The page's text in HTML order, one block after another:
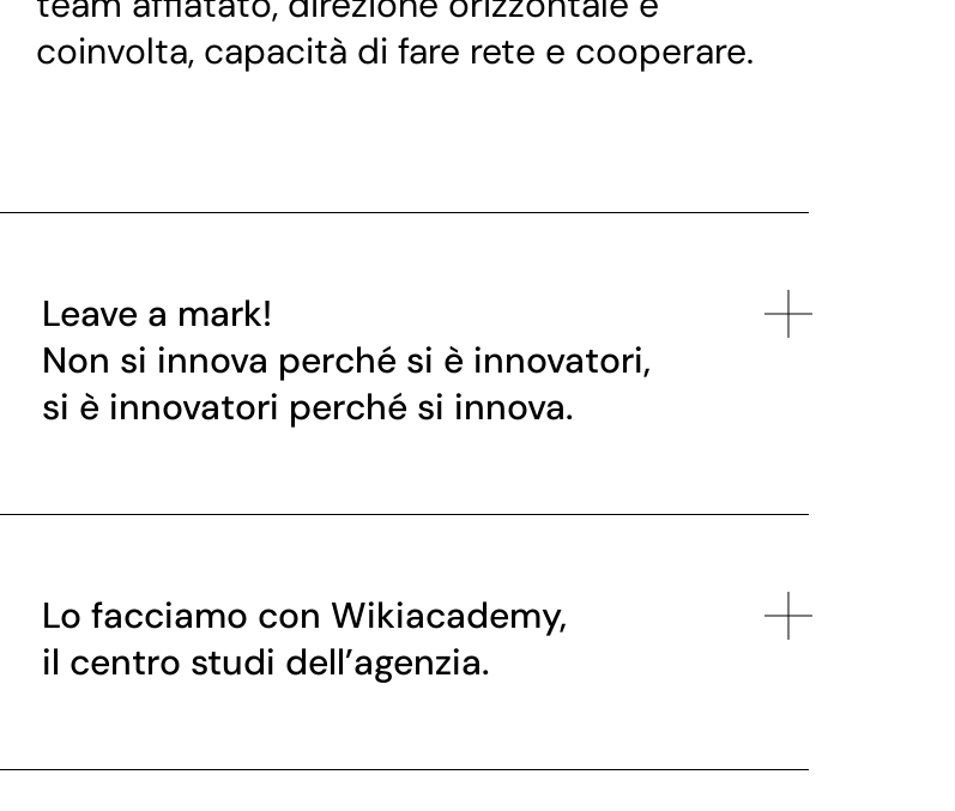
coinvolta, capacità di fare rete e cooperare.
Leave a mark!
Non si innova perché si è innovatori,
si è innovatori perché si innova.
Lo facciamo con Wikiacademy,
il centro studi dell’agenzia.